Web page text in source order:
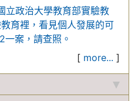
立政治大學教育部實驗教
育裡，看見個人發展的可
案，請查照。
[ more... ]